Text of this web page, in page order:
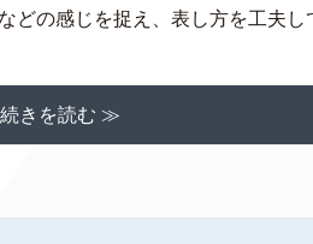
どの感じを捉え、表し方を工夫し
続きを読む ≫